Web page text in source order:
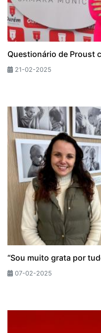
Questionário de Proust
21-02-2025
“Sou muito grata por
07-02-2025